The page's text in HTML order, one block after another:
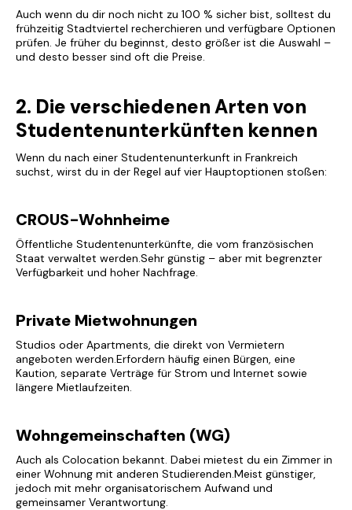
Auch wenn du dir noch nicht zu 100 % sicher bist, solltest du
frühzeitig Stadtviertel recherchieren und verfügbare Optionen
prüfen. Je früher du beginnst, desto größer ist die Auswahl –
und desto besser sind oft die Preise.
2. Die verschiedenen Arten von
Studentenunterkünften kennen
Wenn du nach einer Studentenunterkunft in Frankreich
suchst, wirst du in der Regel auf vier Hauptoptionen stoßen:
CROUS-Wohnheime
Öffentliche Studentenunterkünfte, die vom französischen
Staat verwaltet werden.Sehr günstig – aber mit begrenzter
Verfügbarkeit und hoher Nachfrage.
Private Mietwohnungen
Studios oder Apartments, die direkt von Vermietern
angeboten werden.Erfordern häufig einen Bürgen, eine
Kaution, separate Verträge für Strom und Internet sowie
längere Mietlaufzeiten.
Wohngemeinschaften (WG)
Auch als Colocation bekannt. Dabei mietest du ein Zimmer in
einer Wohnung mit anderen Studierenden.Meist günstiger,
jedoch mit mehr organisatorischem Aufwand und
gemeinsamer Verantwortung.